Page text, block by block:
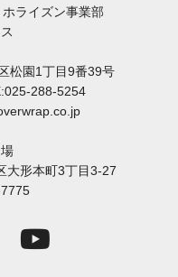
ライズン事業部
松園1丁目9番39号
288-5254
大形本町3丁目3-27